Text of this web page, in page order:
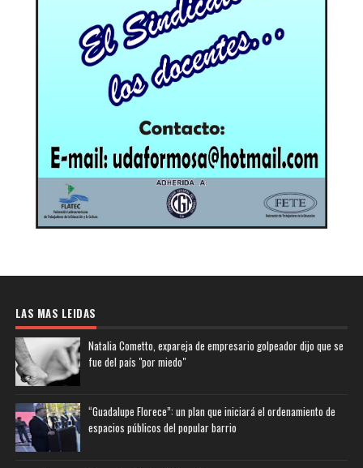
LAS MAS LEIDAS
Natalia Cometto, expareja de empresario golpeador dijo que se
fue del país "por miedo"
“Guadalupe Florece”: un plan que iniciará el ordenamiento de
espacios públicos del popular barrio